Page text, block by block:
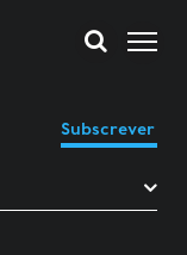
Subscrever